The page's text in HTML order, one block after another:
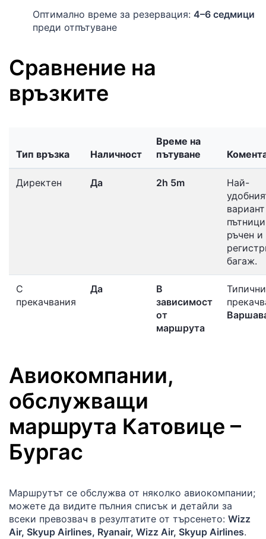
Оптимално време за резервация: 4–6 седмици
преди отпътуване
Сравнение на
връзките
Тип връзка Наличност
Време на
пътуване
Директен Да 2h 5m
Най-
ръчен и
багаж.
С
прекачвания
Да
В
зависимост
от
маршрута
Типични
Авиокомпании,
обслужващи
маршрута Катовице –
Бургас
Маршрутът се обслужва от няколко авиокомпании;
можете да видите пълния списък и детайли за
всеки превозвач в резултатите от търсенето: Wizz
Air, Skyup Airlines, Ryanair, Wizz Air, Skyup Airlines.